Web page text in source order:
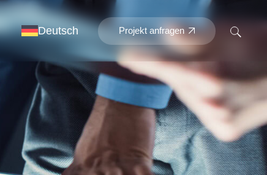
Deutsch Projekt anfragen